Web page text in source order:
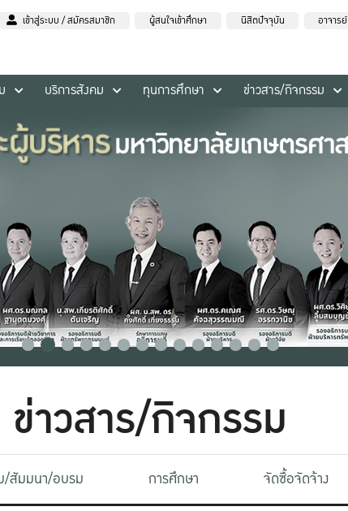
เข้าสู่ระบบ / สมัครสมาชิก ผู้สนใจเข้าศึกษา นิสิตปัจจุบัน อาจารย์
บริการสังคม ทุนการศึกษา ข่าวสาร/กิจกรรม
ข่าวสาร/กิจกรรม
/สัมมนา/อบรม การศึกษา จัดซื้อจัดจ้าง